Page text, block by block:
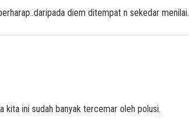
diem ditempat n sekedar menilai.
kita ini sudah banyak tercemar oleh polusi.